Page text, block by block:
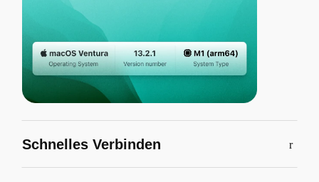
Schnelles Verbinden